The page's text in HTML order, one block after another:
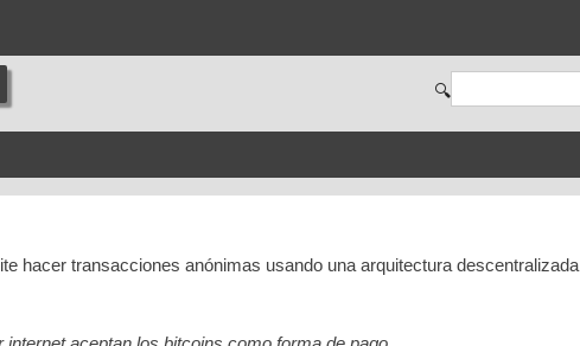
🔍
hacer transacciones anónimas usando una arquitectura descentralizada